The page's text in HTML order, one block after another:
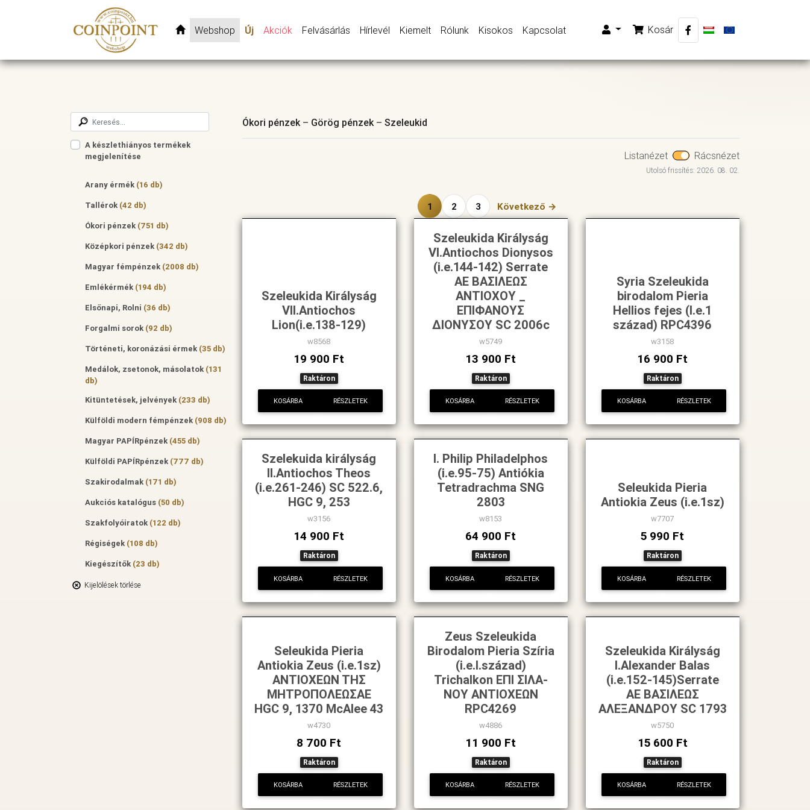
Webshop Új Akciók Felvásárlás Hírlevél Kiemelt Rólunk Kisokos Kapcsolat Kosár
A készlethiányos termékek
megjelenítése
Arany érmék (16 db)
Tallérok (42 db)
Ókori pénzek (751 db)
Középkori pénzek (342 db)
Magyar fémpénzek (2008 db)
Emlékérmék (194 db)
Elsőnapi, Rolni (36 db)
Forgalmi sorok (92 db)
Történeti, koronázási érmek (35 db)
Medálok, zsetonok, másolatok (131
db)
Kitüntetések, jelvények (233 db)
Külföldi modern fémpénzek (908 db)
Magyar PAPÍRpénzek (455 db)
Külföldi PAPÍRpénzek (777 db)
Szakirodalmak (171 db)
Aukciós katalógus (50 db)
Szakfolyóiratok (122 db)
Régiségek (108 db)
Kiegészítők (23 db)
Kijelölések törlése
Ókori pénzek– Görög pénzek– Szeleukid
Listanézet Rácsnézet
Utolsó frissítés: 2026. 08. 02.
1 2 3 Következő →
Szeleukida Királyság
VII.Antiochos
Lion(i.e.138-129)
w8568
19 900 Ft
Raktáron
KOSÁRBA RÉSZLETEK
Szeleukida Királyság
VI.Antiochos Dionysos
(i.e.144-142) Serrate
AE ΒΑΣΙΛΕΩΣ
ΑΝΤΙΟΧΟΥ _
ΕΠΙΦΑΝΟΥΣ
ΔΙΟΝΥΣΟΥ SC 2006c
w5749
13 900 Ft
Raktáron
KOSÁRBA RÉSZLETEK
Syria Szeleukida
birodalom Pieria
Hellios fejes (I.e.1
század) RPC4396
w3158
16 900 Ft
Raktáron
KOSÁRBA RÉSZLETEK
Szelekuida királyság
II.Antiochos Theos
(i.e.261-246) SC 522.6,
HGC 9, 253
w3156
14 900 Ft
Raktáron
KOSÁRBA RÉSZLETEK
I. Philip Philadelphos
(i.e.95-75) Antiókia
Tetradrachma SNG
2803
w8153
64 900 Ft
Raktáron
KOSÁRBA RÉSZLETEK
Seleukida Pieria
Antiokia Zeus (i.e.1sz)
w7707
5 990 Ft
Raktáron
KOSÁRBA RÉSZLETEK
Seleukida Pieria
Antiokia Zeus (i.e.1sz)
ANTIOXΕΩN THΣ
MHTPOΠOΛEΩΣAE
HGC 9, 1370 McAlee 43
w4730
8 700 Ft
Raktáron
KOSÁRBA RÉSZLETEK
Zeus Szeleukida
Birodalom Pieria Szíria
(i.e.I.század)
Trichalkon EΠI ΣIΛA-
NOY ANTIOXEΩN
RPC4269
w4886
11 900 Ft
Raktáron
KOSÁRBA RÉSZLETEK
Szeleukida Királyság
I.Alexander Balas
(i.e.152-145)Serrate
AE BAΣΙΛΕΩΣ
AΛEΞANΔPOY SC 1793
w5750
15 600 Ft
Raktáron
KOSÁRBA RÉSZLETEK